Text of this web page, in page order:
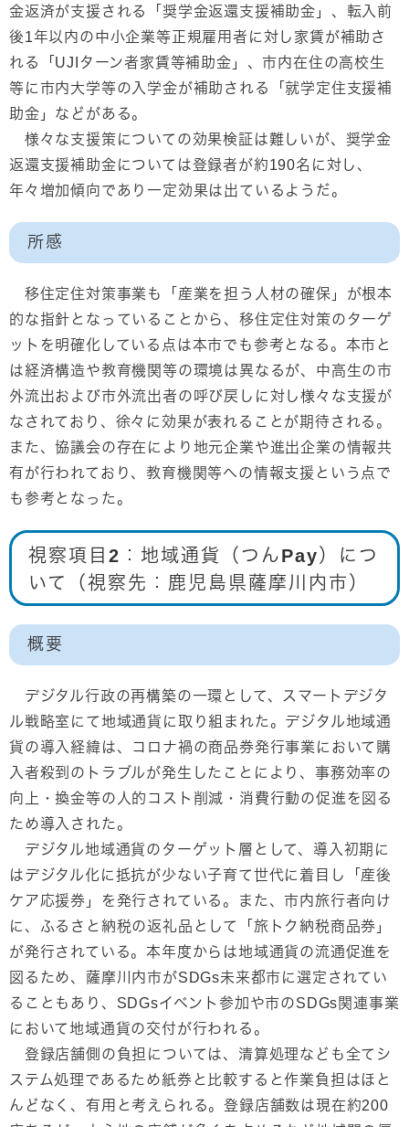
金返済が支援される「奨学金返還支援補助金」、転入前
後1年以内の中小企業等正規雇用者に対し家賃が補助さ
れる「UJIターン者家賃等補助金」、市内在住の高校生
等に市内大学等の入学金が補助される「就学定住支援補
助金」などがある。
様々な支援策についての効果検証は難しいが、奨学金
返還支援補助金については登録者が約190名に対し、
年々増加傾向であり一定効果は出ているようだ。
所感
移住定住対策事業も「産業を担う人材の確保」が根本
的な指針となっていることから、移住定住対策のターゲ
ットを明確化している点は本市でも参考となる。本市と
は経済構造や教育機関等の環境は異なるが、中高生の市
外流出および市外流出者の呼び戻しに対し様々な支援が
なされており、徐々に効果が表れることが期待される。
また、協議会の存在により地元企業や進出企業の情報共
有が行われており、教育機関等への情報支援という点で
も参考となった。
視察項目2：地域通貨（つんPay）につ
いて（視察先：鹿児島県薩摩川内市）
概要
デジタル行政の再構築の一環として、スマートデジタ
ル戦略室にて地域通貨に取り組まれた。デジタル地域通
貨の導入経緯は、コロナ禍の商品券発行事業において購
入者殺到のトラブルが発生したことにより、事務効率の
向上・換金等の人的コスト削減・消費行動の促進を図る
ため導入された。
デジタル地域通貨のターゲット層として、導入初期に
はデジタル化に抵抗が少ない子育て世代に着目し「産後
ケア応援券」を発行されている。また、市内旅行者向け
に、ふるさと納税の返礼品として「旅トク納税商品券」
が発行されている。本年度からは地域通貨の流通促進を
図るため、薩摩川内市がSDGs未来都市に選定されてい
ることもあり、SDGsイベント参加や市のSDGs関連事業
において地域通貨の交付が行われる。
登録店舗側の負担については、清算処理なども全てシ
ステム処理であるため紙券と比較すると作業負担はほと
んどなく、有用と考えられる。登録店舗数は現在約200